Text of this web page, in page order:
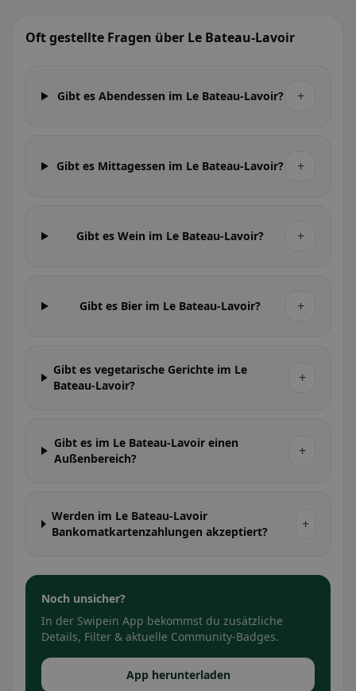
Oft gestellte Fragen über Le Bateau-Lavoir
Gibt es Abendessen im Le Bateau-Lavoir? +
Gibt es Mittagessen im Le Bateau-Lavoir? +
Gibt es Wein im Le Bateau-Lavoir? +
Gibt es Bier im Le Bateau-Lavoir? +
Gibt es vegetarische Gerichte im Le
Bateau-Lavoir?
+
Gibt es im Le Bateau-Lavoir einen
Außenbereich?
+
Werden im Le Bateau-Lavoir
Bankomatkartenzahlungen akzeptiert?
+
Noch unsicher?
In der Swipein App bekommst du zusätzliche
Details, Filter & aktuelle Community-Badges.
App herunterladen